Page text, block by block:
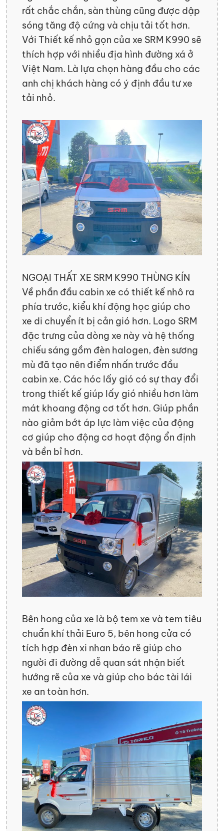
rất chắc chắn, sàn thùng cũng được dập
sóng tăng độ cứng và chịu tải tốt hơn.
Với Thiết kế nhỏ gọn của xe SRM K990 sẽ
thích hợp với nhiều địa hình đường xá ở
Việt Nam. Là lựa chọn hàng đầu cho các
anh chị khách hàng có ý định đầu tư xe
tải nhỏ.
NGOẠI THẤT XE SRM K990 THÙNG KÍN
Về phần đầu cabin xe có thiết kế nhô ra
phía trước, kiểu khí động học giúp cho
xe di chuyển ít bị cản gió hơn. Logo SRM
đặc trưng của dòng xe này và hệ thống
chiếu sáng gồm đèn halogen, đèn sương
mù đã tạo nên điểm nhấn trước đầu
cabin xe. Các hóc lấy gió có sự thay đổi
trong thiết kế giúp lấy gió nhiều hơn làm
mát khoang động cơ tốt hơn. Giúp phần
nào giảm bớt áp lực làm việc của động
cơ giúp cho động cơ hoạt động ổn định
và bền bỉ hơn.
Bên hong của xe là bộ tem xe và tem tiêu
chuẩn khí thải Euro 5, bên hong cửa có
tích hợp đèn xi nhan báo rẽ giúp cho
người đi đường dễ quan sát nhận biết
hướng rẽ của xe và giúp cho bác tài lái
xe an toàn hơn.